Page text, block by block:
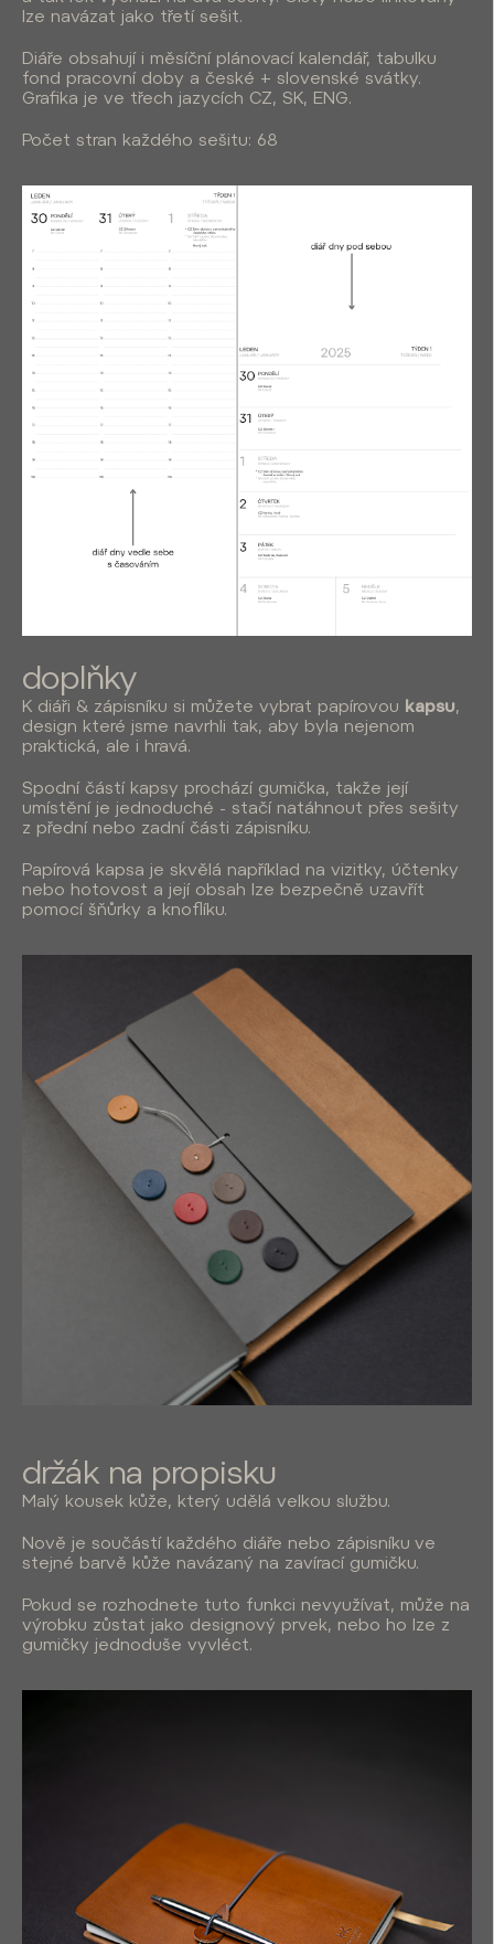
lze navázat jako třetí sešit.
Diáře obsahují i měsíční plánovací kalendář, tabulku
fond pracovní doby a české + slovenské svátky.
Grafika je ve třech jazycích CZ, SK, ENG.
Počet stran každého sešitu: 68
doplňky
K diáři & zápisníku si můžete vybrat papírovou kapsu,
design které jsme navrhli tak, aby byla nejenom
praktická, ale i hravá.
Spodní částí kapsy prochází gumička, takže její
umístění je jednoduché - stačí natáhnout přes sešity
z přední nebo zadní části zápisníku.
Papírová kapsa je skvělá například na vizitky, účtenky
nebo hotovost a její obsah lze bezpečně uzavřít
pomocí šňůrky a knoflíku.
držák na propisku
Malý kousek kůže, který udělá velkou službu.
Nově je součástí každého diáře nebo zápisníku ve
stejné barvě kůže navázaný na zavírací gumičku.
Pokud se rozhodnete tuto funkci nevyužívat, může na
výrobku zůstat jako designový prvek, nebo ho lze z
gumičky jednoduše vyvléct.